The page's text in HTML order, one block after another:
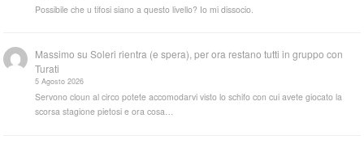
Possibile che u tifosi siano a questo livello? Io mi dissocio.
Massimo suSoleri rientra (e spera), per ora restano tutti in gruppo con
Turati
5 Agosto 2026
Servono cloun al circo potete accomodarvi visto lo schifo con cui avete giocato la
scorsa stagione pietosi e ora cosa…